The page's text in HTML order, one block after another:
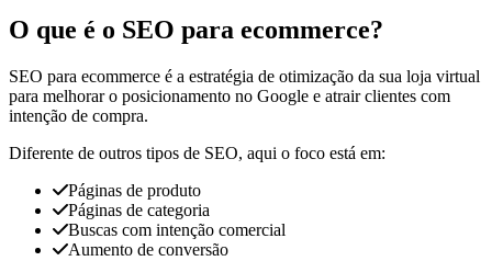
O que é o SEO para ecommerce?
SEO para ecommerce é a estratégia de otimização da sua loja virtual
para melhorar o posicionamento no Google e atrair clientes com
intenção de compra.
Diferente de outros tipos de SEO, aqui o foco está em:
Páginas de produto
Páginas de categoria
Buscas com intenção comercial
Aumento de conversão